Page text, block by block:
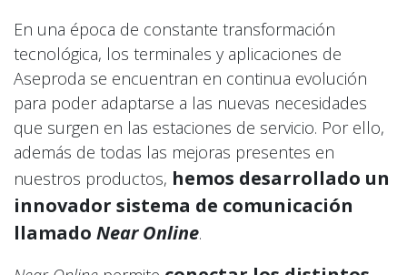
En una época de constante transformación
tecnológica, los terminales y aplicaciones de
Aseproda se encuentran en continua evolución
para poder adaptarse a las nuevas necesidades
que surgen en las estaciones de servicio. Por ello,
además de todas las mejoras presentes en
nuestros productos, hemos desarrollado un
innovador sistema de comunicación
llamado Near Online.